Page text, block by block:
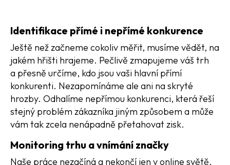
Identifikace přímé i nepřímé konkurence
Ještě než začneme cokoliv měřit, musíme vědět, na
jakém hřišti hrajeme. Pečlivě zmapujeme váš trh
a přesně určíme, kdo jsou vaši hlavní přímí
konkurenti. Nezapomínáme ale ani na skryté
hrozby. Odhalíme nepřímou konkurenci, která řeší
stejný problém zákazníka jiným způsobem a může
vám tak zcela nenápadně přetahovat zisk.
Monitoring trhu a vnímání značky
Naše práce nezačíná a nekončí jen v online světě.